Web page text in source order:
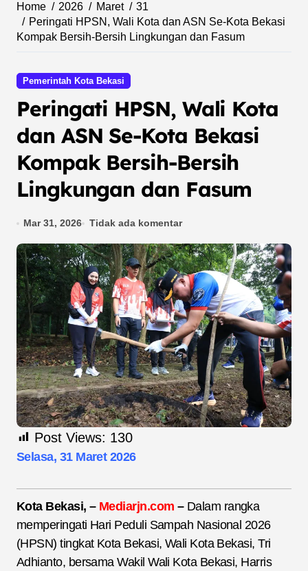
Home 2026 Maret
31
Peringati HPSN, Wali Kota dan ASN Se-Kota Bekasi
Kompak Bersih-Bersih Lingkungan dan Fasum
Pemerintah Kota Bekasi
Peringati HPSN, Wali Kota
dan ASN Se-Kota Bekasi
Kompak Bersih-Bersih
Lingkungan dan Fasum
Mar 31, 2026 Tidak ada komentar
Post Views: 130
Selasa, 31 Maret 2026
Kota Bekasi, – Mediarjn.com –Dalam rangka
memperingati Hari Peduli Sampah Nasional 2026
(HPSN) tingkat Kota Bekasi, Wali Kota Bekasi, Tri
Adhianto, bersama Wakil Wali Kota Bekasi, Harris